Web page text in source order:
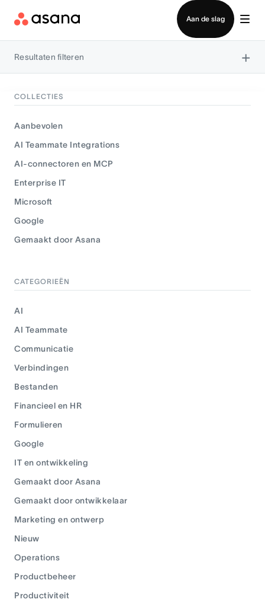
Aan de slag
Contact opnemen met verkoop
Resultaten filteren ×
COLLECTIES
Aanbevolen
AI Teammate Integrations
AI-connectoren en MCP
Enterprise IT
Microsoft
Google
Gemaakt door Asana
CATEGORIEËN
AI
AI Teammate
Communicatie
Verbindingen
Bestanden
Financieel en HR
Formulieren
Google
IT en ontwikkeling
Gemaakt door Asana
Gemaakt door ontwikkelaar
Marketing en ontwerp
Nieuw
Operations
Productbeheer
Productiviteit